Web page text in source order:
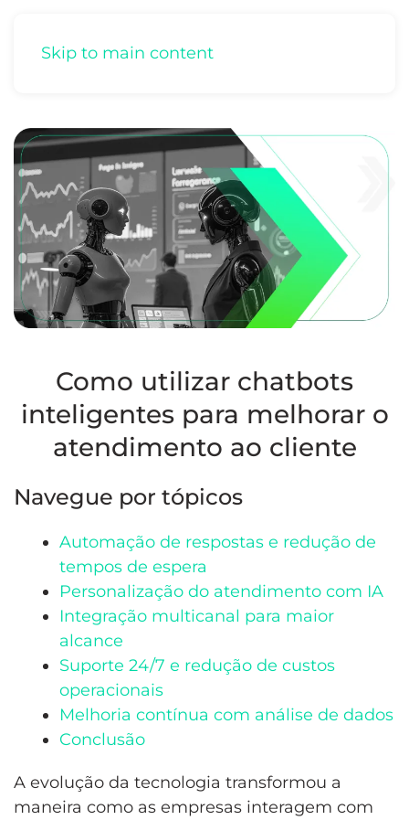
Skip to main content
Como utilizar chatbots
inteligentes para melhorar o
atendimento ao cliente
Navegue por tópicos
Automação de respostas e redução de
tempos de espera
Personalização do atendimento com IA
Integração multicanal para maior
alcance
Suporte 24/7 e redução de custos
operacionais
Melhoria contínua com análise de dados
Conclusão
A evolução da tecnologia transformou a
maneira como as empresas interagem com